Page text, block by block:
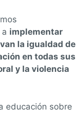
a implementar
la igualdad de
en todas sus
y la violencia
educación sobre